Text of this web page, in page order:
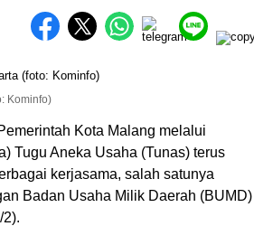
Kominfo)
Kota Malang melalui
Tugu Aneka Usaha (Tunas) terus
kerjasama, salah satunya
Badan Usaha Milik Daerah (BUMD)